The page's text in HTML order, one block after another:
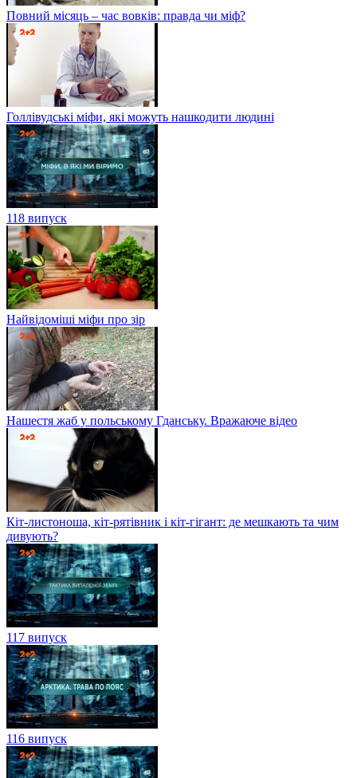
Повний місяць – час вовків: правда чи міф?
Голлівудські міфи, які можуть нашкодити людині
118 випуск
Найвідоміші міфи про зір
Нашестя жаб у польському Гданську. Вражаюче відео
Кіт-листоноша, кіт-рятівник і кіт-гігант: де мешкають та чим
дивують?
117 випуск
116 випуск